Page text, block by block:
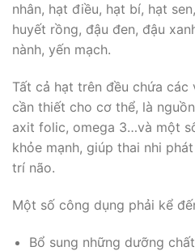
nhân, hạt điều, hạt bí, hạt
huyết rồng, đậu đen, đậu
nành, yến mạch.
Tất cả hạt trên đều chứa
cần thiết cho cơ thể, là
axit folic, omega 3…và một
khỏe mạnh, giúp thai nhi
trí não.
Một số công dụng phải kể
Bổ sung những dưỡng